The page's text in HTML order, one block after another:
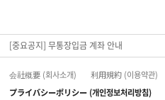
[중요공지] 무통장입금 계좌 안내
会社概要 (회사소개) 利用規約 (이용약관)
プライバシーポリシー (개인정보처리방침)